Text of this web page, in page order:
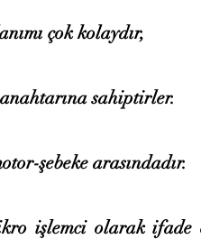
çok kolaydır,
sahiptirler.
şebeke arasındadır.
işlemci olarak ifade